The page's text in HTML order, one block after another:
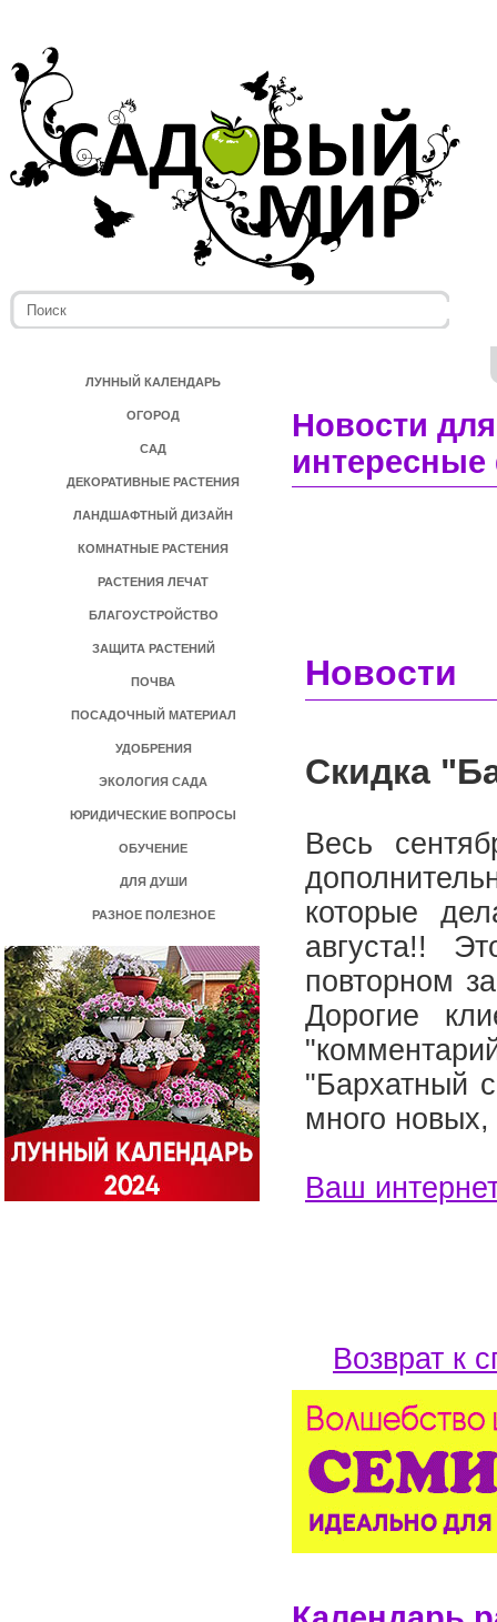
ЛУННЫЙ КАЛЕНДАРЬ
ОГОРОД
САД
ДЕКОРАТИВНЫЕ РАСТЕНИЯ
ЛАНДШАФТНЫЙ ДИЗАЙН
КОМНАТНЫЕ РАСТЕНИЯ
РАСТЕНИЯ ЛЕЧАТ
БЛАГОУСТРОЙСТВО
ЗАЩИТА РАСТЕНИЙ
ПОЧВА
ПОСАДОЧНЫЙ МАТЕРИАЛ
УДОБРЕНИЯ
ЭКОЛОГИЯ САДА
ЮРИДИЧЕСКИЕ ВОПРОСЫ
ОБУЧЕНИЕ
ДЛЯ ДУШИ
РАЗНОЕ ПОЛЕЗНОЕ
Новости
Новости
Скидка
Весь
которые
августа!!
повторном
Дорогие
"Бархатный
много
Ваш
Возврат к